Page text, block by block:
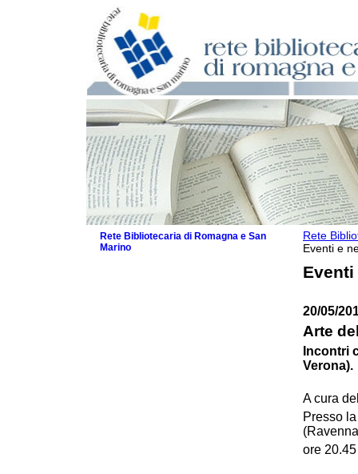
Rete
Eventi e
Eventi
20/05/
Arte
Incontri
Verona).
A cura
Presso
ore 20.45
Rete Bibliotecaria di Romagna e San
Marino